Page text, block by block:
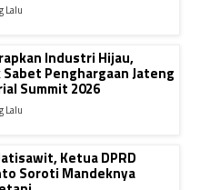
Lalu
Industri Hijau,
Sabet Penghargaan Jateng
Summit 2026
Lalu
Ketua DPRD
Soroti Mandeknya